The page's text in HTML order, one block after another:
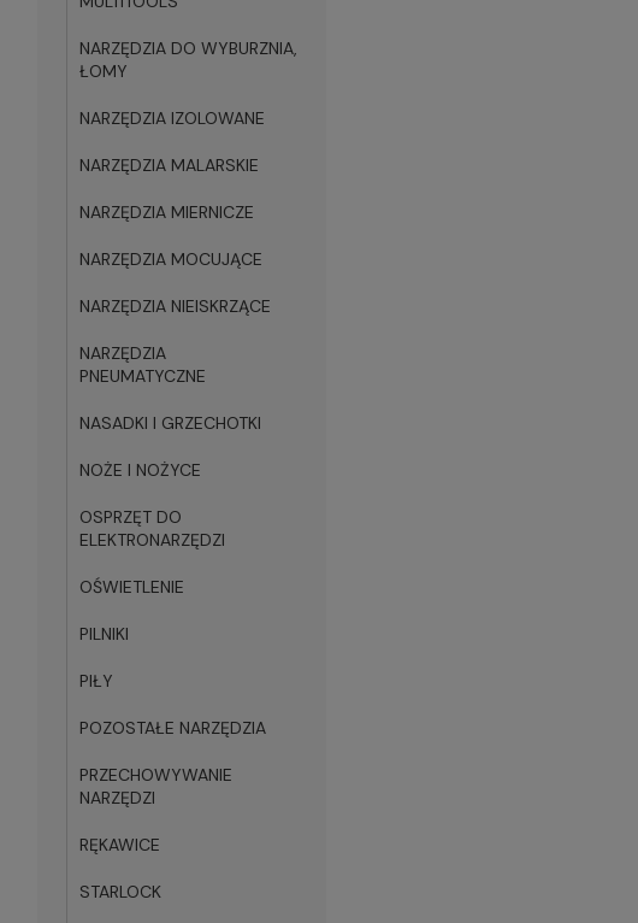
NARZĘDZIA DO WYBURZNIA,
ŁOMY
NARZĘDZIA IZOLOWANE
NARZĘDZIA MALARSKIE
NARZĘDZIA MIERNICZE
NARZĘDZIA MOCUJĄCE
NARZĘDZIA NIEISKRZĄCE
NARZĘDZIA
PNEUMATYCZNE
NASADKI I GRZECHOTKI
NOŻE I NOŻYCE
OSPRZĘT DO
ELEKTRONARZĘDZI
OŚWIETLENIE
PILNIKI
PIŁY
POZOSTAŁE NARZĘDZIA
PRZECHOWYWANIE
NARZĘDZI
RĘKAWICE
STARLOCK